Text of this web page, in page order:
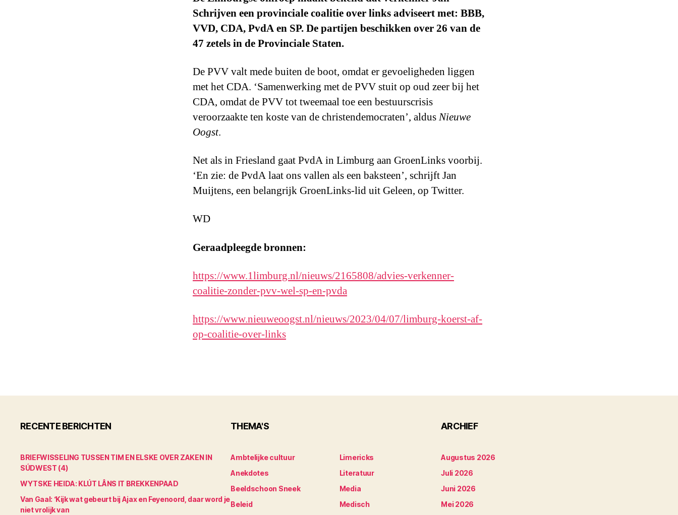
Schrijven een provinciale coalitie over links adviseert met: BBB,
VVD, CDA, PvdA en SP. De partijen beschikken over 26 van de
47 zetels in de Provinciale Staten.
De PVV valt mede buiten de boot, omdat er gevoeligheden liggen
met het CDA. ‘Samenwerking met de PVV stuit op oud zeer bij het
CDA, omdat de PVV tot tweemaal toe een bestuurscrisis
veroorzaakte ten koste van de christendemocraten’, aldusNieuwe
Oogst.
Net als in Friesland gaat PvdA in Limburg aan GroenLinks voorbij.
‘En zie: de PvdA laat ons vallen als een baksteen’, schrijft Jan
Muijtens, een belangrijk GroenLinks-lid uit Geleen, op Twitter.
WD
Geraadpleegde bronnen:
https://www.1limburg.nl/nieuws/2165808/advies-verkenner-
coalitie-zonder-pvv-wel-sp-en-pvda
https://www.nieuweoogst.nl/nieuws/2023/04/07/limburg-koerst-af-
op-coalitie-over-links
RECENTE BERICHTEN
BRIEFWISSELING TUSSEN TIM EN ELSKE OVER ZAKEN IN
SÚDWEST (4)
WYTSKE HEIDA: KLÚT LÂNS IT BREKKENPAAD
Van Gaal: ‘Kijk wat gebeurt bij Ajax en Feyenoord, daar word je
niet vrolijk van
THEMA'S
Ambtelijke cultuur
Anekdotes
Beeldschoon Sneek
Beleid
Limericks
Literatuur
Media
Medisch
ARCHIEF
Augustus 2026
Juli 2026
Juni 2026
Mei 2026